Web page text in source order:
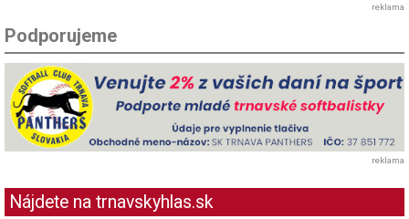
reklama
Podporujeme
reklama
Nájdete na trnavskyhlas.sk